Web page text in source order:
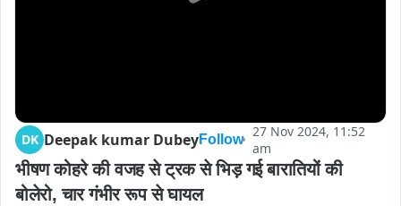
DK Deepak kumar DubeyFollow 27 Nov 2024, 11:52
am
भीषण कोहरे की वजह से ट्रक से भिड़ गई बारातियों की
बोलेरो, चार गंभीर रूप से घायल